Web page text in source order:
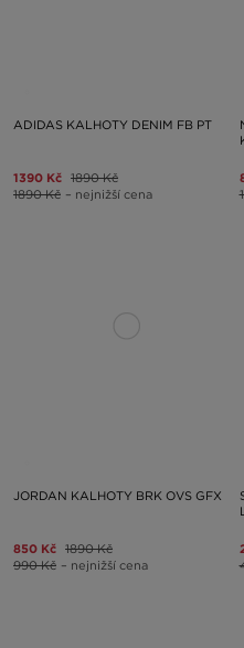
ADIDAS KALHOTY DENIM FB PT
1390 Kč 1890 Kč
1890 Kč – nejnižší cena
JORDAN KALHOTY BRK OVS GFX
850 Kč 1890 Kč
990 Kč – nejnižší cena